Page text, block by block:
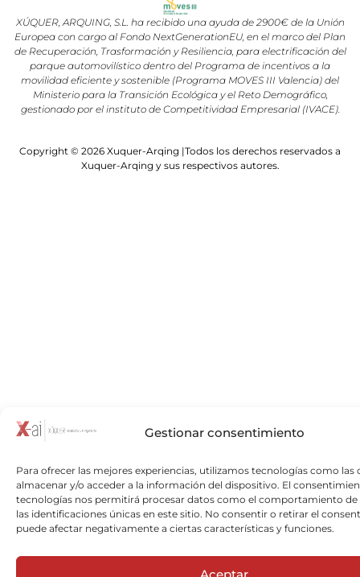
Gestionar consentimiento
Para ofrecer las mejores experiencias, utilizamos tecnologías como las
almacenar y/o acceder a la información del dispositivo. El
tecnologías nos permitirá procesar datos como el comportamiento de
las identificaciones únicas en este sitio. No consentir o retirar el
puede afectar negativamente a ciertas características y funciones.
Aceptar
XÚQUER, ARQUING, S.L. ha recibido una ayuda de 2900€ de la Unión
Europea con cargo al Fondo NextGenerationEU, en el marco del Plan
de Recuperación, Trasformación y Resiliencia, para electrificación del
parque automovilístico dentro del Programa de incentivos a la
movilidad eficiente y sostenible (Programa MOVES III Valencia) del
Ministerio para la Transición Ecológica y el Reto Demográfico,
gestionado por el instituto de Competitividad Empresarial (IVACE).
Copyright © 2026 Xuquer-Arqing |Todos los derechos reservados a
Xuquer-Arqing y sus respectivos autores.